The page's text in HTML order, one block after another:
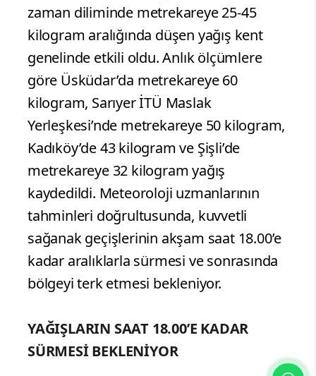
zaman diliminde metrekareye 25-45
kilogram aralığında düşen yağış kent
genelinde etkili oldu. Anlık ölçümlere
göre Üsküdar’da metrekareye 60
kilogram, Sarıyer İTÜ Maslak
Yerleşkesi’nde metrekareye 50 kilogram,
Kadıköy’de 43 kilogram ve Şişli’de
metrekareye 32 kilogram yağış
kaydedildi. Meteoroloji uzmanlarının
tahminleri doğrultusunda, kuvvetli
sağanak geçişlerinin akşam saat 18.00’e
kadar aralıklarla sürmesi ve sonrasında
bölgeyi terk etmesi bekleniyor.
YAĞIŞLARIN SAAT 18.00’E KADAR
SÜRMESİ BEKLENİYOR